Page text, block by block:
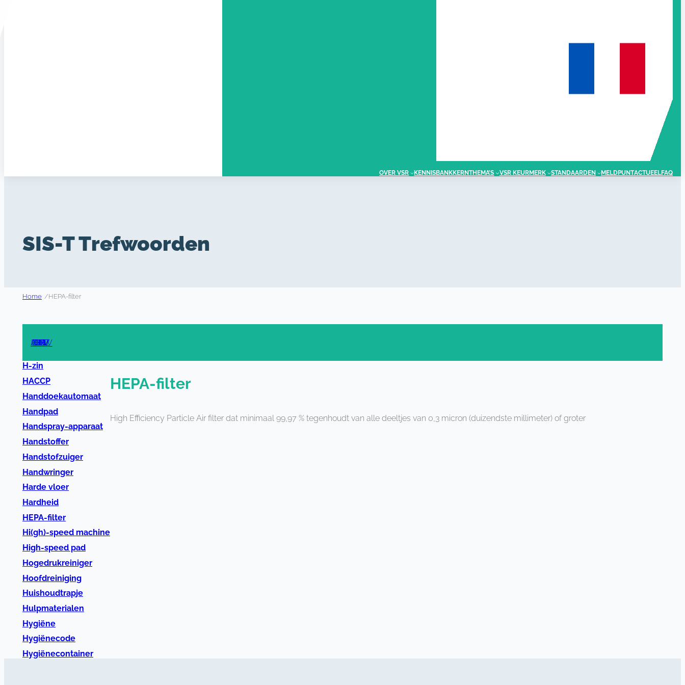
OVER VSR KENNISBANKKERNTHEMA’S VSR KEURMERK STANDAARDEN MELDPUNTACTUEELFAQ
SIS-T Trefwoorden
Home /HEPA-filter
A
B
C
D
E
F
G
H
IJ
K
L
M
N
O
P
R
S
T
U
V
W
Z
H-zin
HACCP
Handdoekautomaat
Handpad
Handspray-apparaat
Handstoffer
Handstofzuiger
Handwringer
Harde vloer
Hardheid
HEPA-filter
Hi(gh)-speed machine
High-speed pad
Hogedrukreiniger
Hoofdreiniging
Huishoudtrapje
Hulpmaterialen
Hygiëne
Hygiënecode
Hygiënecontainer
HEPA-filter
High Efficiency Particle Air filter dat minimaal 99,97 % tegenhoudt van alle deeltjes van 0,3 micron (duizendste millimeter) of groter